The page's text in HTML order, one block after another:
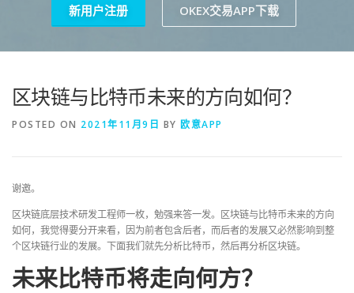
新用户注册 OKEX交易APP下载
区块链与比特币未来的方向如何？
POSTED ON 2021年11月9日 BY 欧意APP
谢邀。
区块链底层技术研发工程师一枚，勉强来答一发。区块链与比特币未来的方向
如何，我觉得要分开来看，因为前者包含后者，而后者的发展又必然影响到整
个区块链行业的发展。下面我们就先分析比特币，然后再分析区块链。
未来比特币将走向何方？